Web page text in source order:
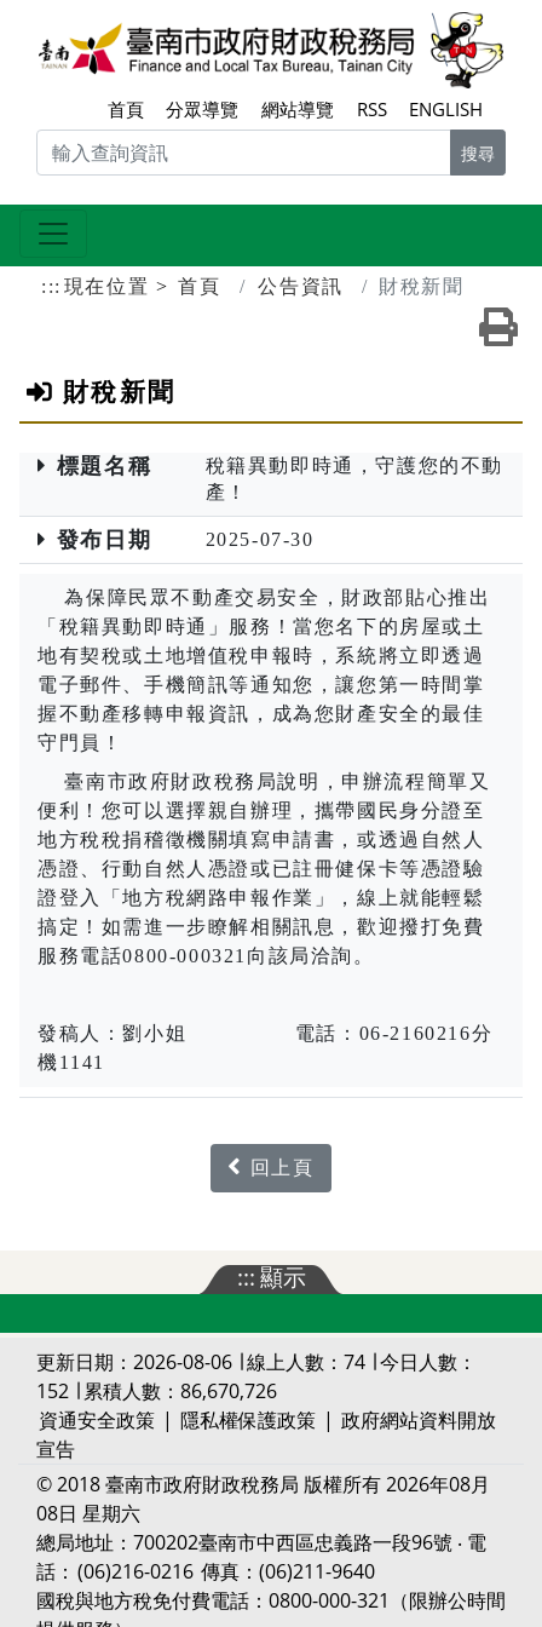
跳到主要內容區塊
首頁 分眾導覽 網站導覽 RSS ENGLISH
搜尋
::: 現在位置 首頁 公告資訊
財稅新聞
財稅新聞
標題名稱
稅籍異動即時通，守護您的不動
產！
發布日期 2025-07-30
為保障民眾不動產交易安全，財政部貼心推出
「稅籍異動即時通」服務！當您名下的房屋或土
地有契稅或土地增值稅申報時，系統將立即透過
電子郵件、手機簡訊等通知您，讓您第一時間掌
握不動產移轉申報資訊，成為您財產安全的最佳
守門員！
臺南市政府財政稅務局說明，申辦流程簡單又
便利！您可以選擇親自辦理，攜帶國民身分證至
地方稅稅捐稽徵機關填寫申請書，或透過自然人
憑證、行動自然人憑證或已註冊健保卡等憑證驗
證登入「地方稅網路申報作業」，線上就能輕鬆
搞定！如需進一步瞭解相關訊息，歡迎撥打免費
服務電話0800-000321 向該局洽詢。
發稿人：劉小姐 電話： 06-2160216分
機1141
回上頁
:::顯示
更新日期：2026-08-06 ∣ 線上人數：74 ∣ 今日人數：
152 ∣ 累積人數：86,670,726
資通安全政策 | 隱私權保護政策 | 政府網站資料開放
宣告
© 2018 臺南市政府財政稅務局 版權所有 2026年08月
08日 星期六
總局地址：700202臺南市中西區忠義路一段96號 ‧ 電
話： (06)216-0216 傳真：(06)211-9640
國稅與地方稅免付費電話：0800-000-321（限辦公時間